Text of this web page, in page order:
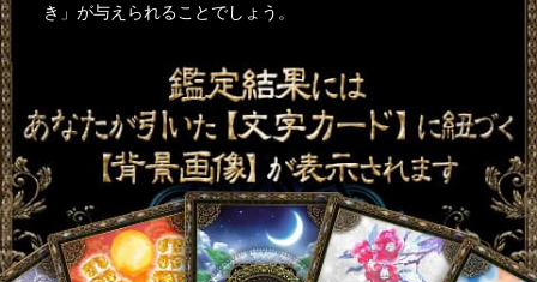
き」が与えられることでしょう。